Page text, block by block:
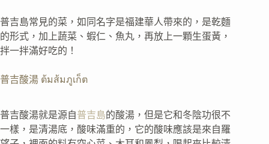
普吉島常見的菜，如同名字是福建華人帶來的，是乾麵
的形式，加上蔬菜、蝦仁、魚丸，再放上一顆生蛋黃，
拌一拌滿好吃的！
普吉酸湯 ต้มส้มภูเก็ต
普吉酸湯就是源自普吉島的酸湯，但是它和冬陰功很不
一樣，是清湯底，酸味滿重的，它的酸味應該是來自羅